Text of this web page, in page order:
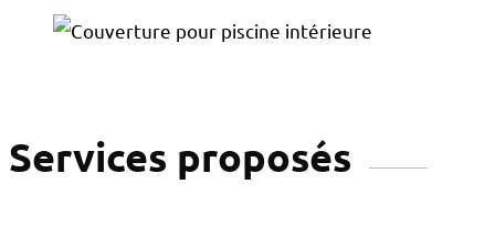
Services proposés